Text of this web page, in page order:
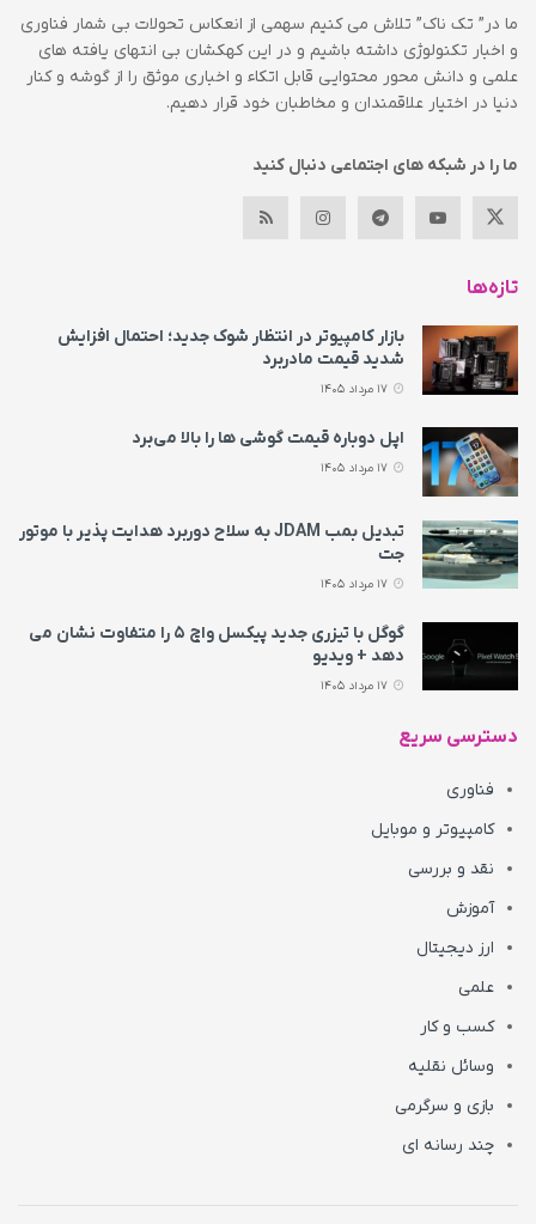
ما در” تک ناک” تلاش می کنیم سهمی از انعکاس تحولات بی شمار فناوری
و اخبار تکنولوژی داشته باشیم و در این کهکشان بی انتهای یافته های
علمی و دانش محور محتوایی قابل اتکاء و اخباری موثق را از گوشه و کنار
دنیا در اختیار علاقمندان و مخاطبان خود قرار دهیم.
ما را در شبکه های اجتماعی دنبال کنید
تازه‌ها
بازار کامپیوتر در انتظار شوک جدید؛ احتمال افزایش
شدید قیمت مادربرد
اپل دوباره قیمت‌ گوشی ها را بالا می‌برد
تبدیل بمب JDAM به سلاح دوربرد هدایت پذیر با موتور
جت
گوگل با تیزری جدید پیکسل واچ ۵ را متفاوت نشان می‌
دهد + ویدیو
دسترسی سریع
فناوری
کامپیوتر و موبایل
نقد و بررسی
آموزش
ارز دیجیتال
علمی
کسب و کار
وسائل نقلیه
بازی و سرگرمی
چند رسانه ای